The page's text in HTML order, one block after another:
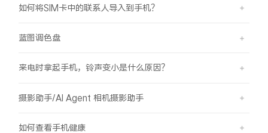
如何将SIM卡中的联系人导入到手机？
蓝图调色盘
来电时拿起手机，铃声变小是什么原因？
摄影助手/AI Agent 相机摄影助手
如何查看手机健康